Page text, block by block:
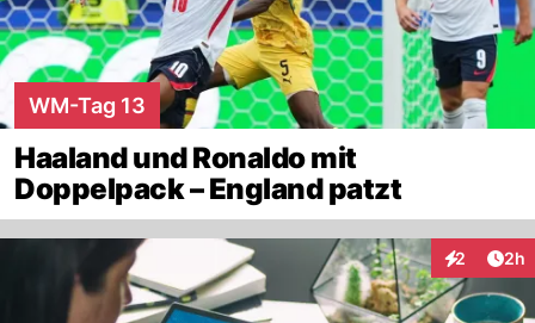
WM-Tag 13
Haaland und Ronaldo mit
Doppelpack – England patzt
2 2h